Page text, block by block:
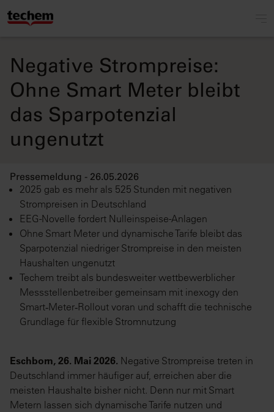
Negative Strompreise:
Ohne Smart Meter bleibt
das Sparpotenzial
ungenutzt
Pressemeldung - 26.05.2026
2025 gab es mehr als 525 Stunden mit negativen
Strompreisen in Deutschland
EEG-Novelle fordert Nulleinspeise-Anlagen
Ohne Smart Meter und dynamische Tarife bleibt das
Sparpotenzial niedriger Strompreise in den meisten
Haushalten ungenutzt
Techem treibt als bundesweiter wettbewerblicher
Messstellenbetreiber gemeinsam mit inexogy den
Smart‑Meter‑Rollout voran und schafft die technische
Grundlage für flexible Stromnutzung
Eschborn, 26. Mai 2026. Negative Strompreise treten in
Deutschland immer häufiger auf, erreichen aber die
meisten Haushalte bisher nicht. Denn nur mit Smart
Metern lassen sich dynamische Tarife nutzen und